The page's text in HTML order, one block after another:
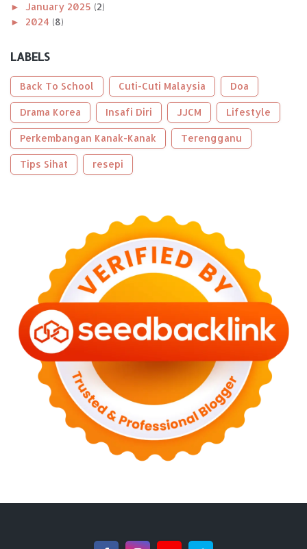
► January 2025 (2)
► 2024 (8)
► November 2024
► August 2024(1)
►April 2024(1)
►January 2024
►2023(56)
►December 2023(2)
►October 2023(2)
►September 2023(5)
(3)
March 2023(6)
February 2023(6)
January 2023 (13)
2022 (43)
December 2022
►
September 2022(4)
►
August 2022(11)
►July 2022
June 2022 (1)
April 2022(4)
March 2022 (2)
February 2022(6)
January 2022
(2)
(9)
►September 2021(4)
LABELS
Back To School Cuti-Cuti Malaysia Doa
Drama Korea Insafi Diri JJCM Lifestyle
Perkembangan Kanak-Kanak Terengganu
Tips Sihat resepi